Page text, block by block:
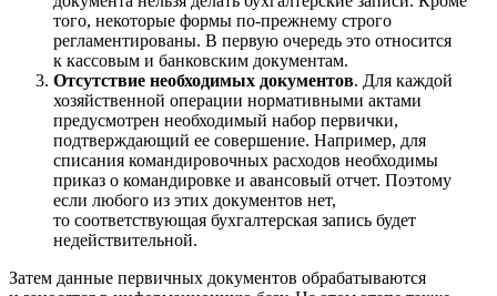
того, некоторые формы по-прежнему строго
регламентированы. В первую очередь это относится
к кассовым и банковским документам.
Отсутствие необходимых документов. Для каждой
хозяйственной операции нормативными актами
предусмотрен необходимый набор первички,
подтверждающий ее совершение. Например, для
списания командировочных расходов необходимы
приказ о командировке и авансовый отчет. Поэтому
если любого из этих документов нет,
то соответствующая бухгалтерская запись будет
недействительной.
Затем данные первичных документов обрабатываются